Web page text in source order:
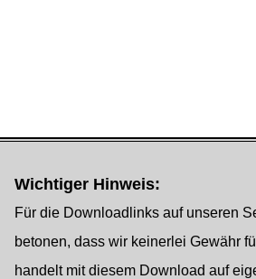
Wichtiger Hinweis:
Für die Downloadlinks auf unseren
betonen, dass wir keinerlei Gewähr
handelt mit diesem Download auf